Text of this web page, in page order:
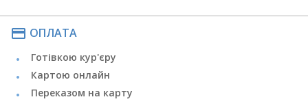
payment ОПЛАТА
Готівкою кур'єру
Картою онлайн
Переказом на карту